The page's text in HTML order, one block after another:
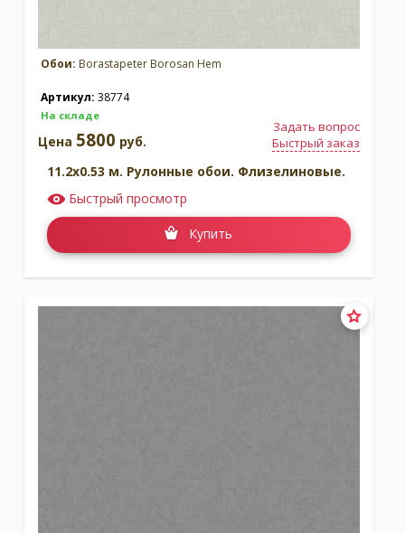
Обои: Borastapeter Borosan Hem
Артикул: 38774
На складе
Задать вопрос
Быстрый заказ
Цена 5800 руб.
11.2x0.53 м. Рулонные обои. Флизелиновые.
Быстрый просмотр
Купить